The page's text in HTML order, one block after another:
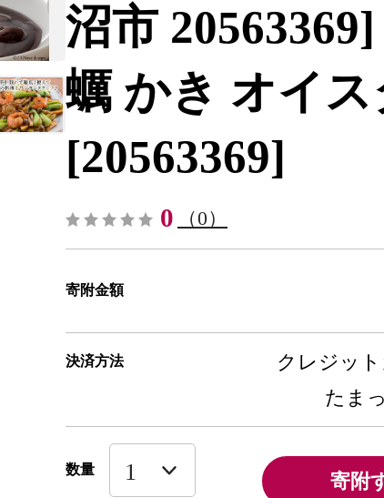
沼市
蠣 かき オイ
[20563369]
0 （0）
寄附金額
決済方法
クレジット
たま
数量 寄附